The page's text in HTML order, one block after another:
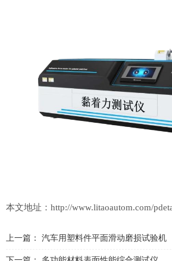
本文地址： http://www.litaoautom.com/
上一篇： 汽车用塑料件平面滑动磨损试验机